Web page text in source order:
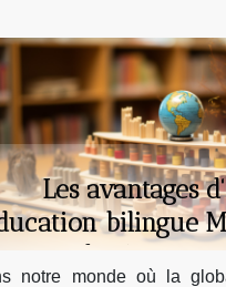
Les avantages
bilingue
pour les jeunes
notre monde où la